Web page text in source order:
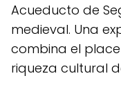
Acueducto de
medieval. Una
combina el
riqueza cultural